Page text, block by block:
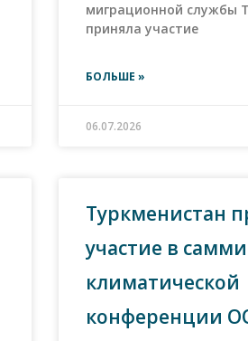
миграционной службы
приняла участие
БОЛЬШЕ »
06.07.2026
Туркменистан
участие в
климатической
конференции